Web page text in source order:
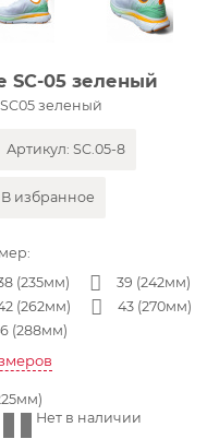
SC-05 зеленый
зеленый
Артикул:SC.05-8
В избранное
(235мм)
39 (242мм)
(262мм)
43 (270мм)
(288мм)
Нет в наличии